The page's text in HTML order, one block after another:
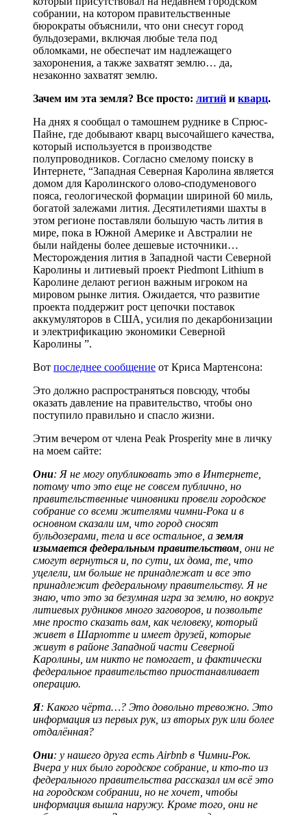
собрании, на котором правительственные
бюрократы объяснили, что они снесут город
бульдозерами, включая любые тела под
обломками, не обеспечат им надлежащего
захоронения, а также захватят землю… да,
незаконно захватят землю.
Зачем им эта земля? Все просто: литий и кварц.
На днях я сообщал о тамошнем руднике в Спрюс-
Пайне, где добывают кварц высочайшего качества,
который используется в производстве
полупроводников. Согласно смелому поиску в
Интернете, “Западная Северная Каролина является
домом для Каролинского олово-сподуменового
пояса, геологической формации шириной 60 миль,
богатой залежами лития. Десятилетиями шахты в
этом регионе поставляли большую часть лития в
мире, пока в Южной Америке и Австралии не
были найдены более дешевые источники…
Месторождения лития в Западной части Северной
Каролины и литиевый проект Piedmont Lithium в
Каролине делают регион важным игроком на
мировом рынке лития. Ожидается, что развитие
проекта поддержит рост цепочки поставок
аккумуляторов в США, усилия по декарбонизации
и электрификацию экономики Северной
Каролины ”.
Вот последнее сообщение от Криса Мартенсона:
Это должно распространяться повсюду, чтобы
оказать давление на правительство, чтобы оно
поступило правильно и спасло жизни.
Этим вечером от члена Peak Prosperity мне в личку
на моем сайте:
Они: Я не могу опубликовать это в Интернете,
потому что это еще не совсем публично, но
правительственные чиновники провели городское
собрание со всеми жителями чимни-Рока и в
основном сказали им, что город сносят
бульдозерами, тела и все остальное, а земля
изымается федеральным правительством , они не
смогут вернуться и, по сути, их дома, те, что
уцелели, им больше не принадлежат и все это
принадлежит федеральному правительству. Я не
знаю, что это за безумная игра за землю, но вокруг
литиевых рудников много заговоров, и позвольте
мне просто сказать вам, как человеку, который
живет в Шарлотте и имеет друзей, которые
живут в районе Западной части Северной
Каролины, им никто не помогает, и фактически
федеральное правительство приостанавливает
операцию.
Я: Какого чёрта…? Это довольно тревожно. Это
информация из первых рук, из вторых рук или более
отдалённая?
Они: у нашего друга есть Airbnb в Чимни-Рок.
Вчера у них было городское собрание, и кто-то из
федерального правительства рассказал им всё это
на городском собрании, но не хочет, чтобы
информация вышла наружу. Кроме того, они не